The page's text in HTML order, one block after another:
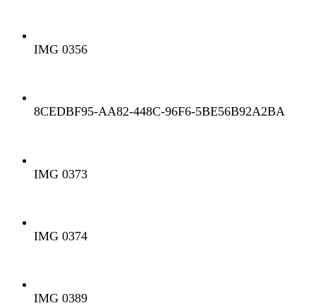
IMG 0356
8CEDBF95-AA82-448C-96F6-5BE56B92A2BA
IMG 0373
IMG 0374
IMG 0389